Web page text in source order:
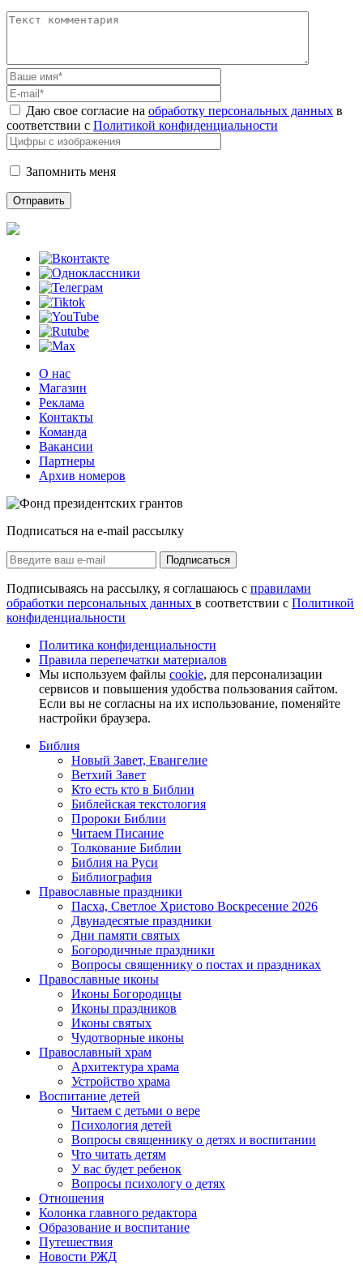
Даю свое согласие на обработку персональных данных в
соответствии с Политикой конфиденциальности
Запомнить меня
О нас
Магазин
Реклама
Контакты
Команда
Вакансии
Партнеры
Архив номеров
Подписаться на e-mail рассылку
Подписаться
Подписываясь на рассылку, я соглашаюсь с правилами
обработки персональных данных в соответствии с Политикой
конфиденциальности
Политика конфиденциальности
Правила перепечатки материалов
Мы используем файлы cookie, для персонализации
сервисов и повышения удобства пользования сайтом.
Если вы не согласны на их использование, поменяйте
настройки браузера.
Библия
Новый Завет, Евангелие
Ветхий Завет
Кто есть кто в Библии
Библейская текстология
Пророки Библии
Читаем Писание
Толкование Библии
Библия на Руси
Библиография
Православные праздники
Пасха, Светлое Христово Воскресение 2026
Двунадесятые праздники
Дни памяти святых
Богородичные праздники
Вопросы священнику о постах и праздниках
Православные иконы
Иконы Богородицы
Иконы праздников
Иконы святых
Чудотворные иконы
Православный храм
Архитектура храма
Устройство храма
Воспитание детей
Читаем с детьми о вере
Психология детей
Вопросы священнику о детях и воспитании
Что читать детям
У вас будет ребенок
Вопросы психологу о детях
Отношения
Колонка главного редактора
Образование и воспитание
Путешествия
Новости РЖД